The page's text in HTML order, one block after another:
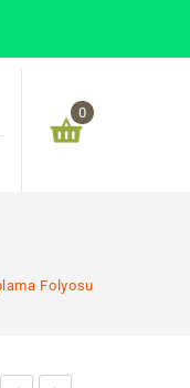
0
Folyosu